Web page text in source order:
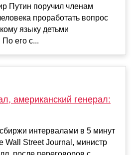
Путин поручил членам
проработать вопрос
языку детьми
По его с...
американский генерал:
интервалами в 5 минут
Street Journal, министр